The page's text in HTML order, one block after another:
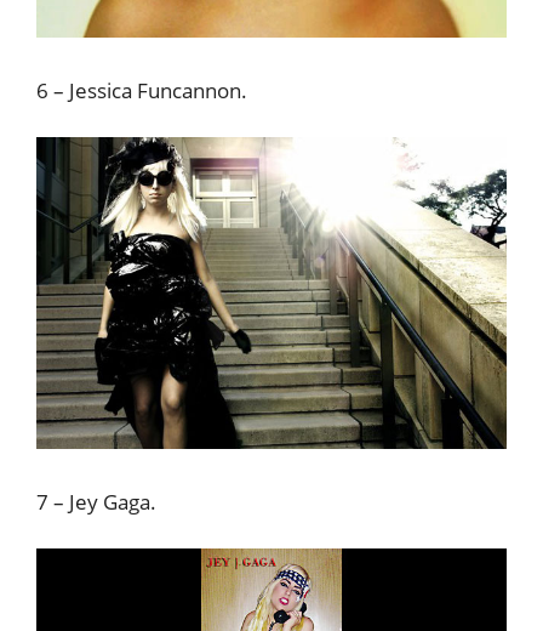
6 – Jessica Funcannon.
7 – Jey Gaga.